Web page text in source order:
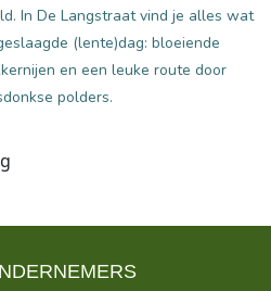
In De Langstraat vind je alles wat
(lente)dag: bloeiende
en een leuke route door
polders.